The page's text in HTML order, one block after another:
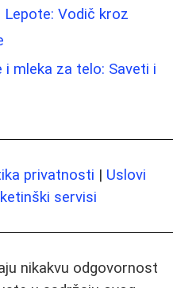
Vodič kroz
mleka za telo: Saveti i
privatnosti | Uslovi
servisi
nikakvu odgovornost